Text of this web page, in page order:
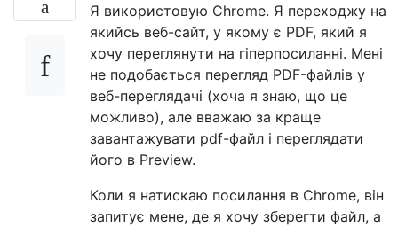
Я використовую Chrome. Я переходжу на
якийсь веб-сайт, у якому є PDF, який я
хочу переглянути на гіперпосиланні. Мені
не подобається перегляд PDF-файлів у
веб-переглядачі (хоча я знаю, що це
можливо), але вважаю за краще
завантажувати pdf-файл і переглядати
його в Preview.
Коли я натискаю посилання в Chrome, він
запитує мене, де я хочу зберегти файл, а